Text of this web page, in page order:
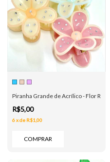
Piranha Grande de Acrílico - Flor
R$5,00
6xde R$1,00
COMPRAR